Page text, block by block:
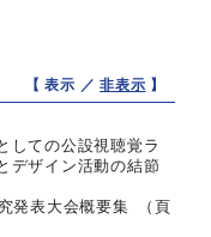
【 表示 ／非表示 】
しての公設視聴覚ラ
デザイン活動の結節
発表大会概要集 （頁